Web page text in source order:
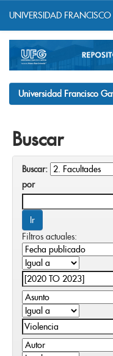
navigation
UNIVERSIDAD
Universidad Francisco
Buscar
Buscar:
por
Filtros actuales: